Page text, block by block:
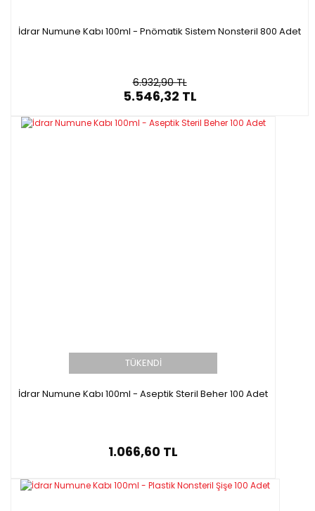
İdrar Numune Kabı 100ml - Pnömatik Sistem Nonsteril 800 Adet
6.932,90 TL
5.546,32 TL
TÜKENDİ
İdrar Numune Kabı 100ml - Aseptik Steril Beher 100 Adet
1.066,60 TL